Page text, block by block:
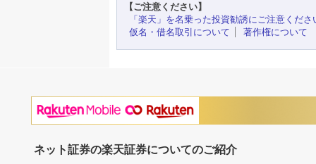
【ご注意ください】
「楽天」を名乗った投資勧誘にご注意くださ
仮名・借名取引について
著作権について
ネット証券の楽天証券についてのご紹介